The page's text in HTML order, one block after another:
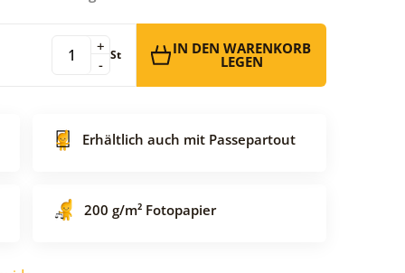
-
+ St IN DEN WARENKORB
LEGEN
Erhältlich auch mit Passepartout
200 g/m² Fotopapier